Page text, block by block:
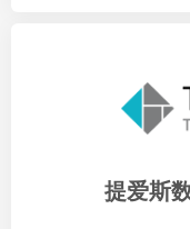
提爱斯